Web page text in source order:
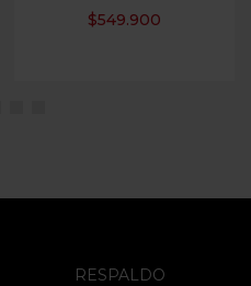
$549.900
RESPALDO